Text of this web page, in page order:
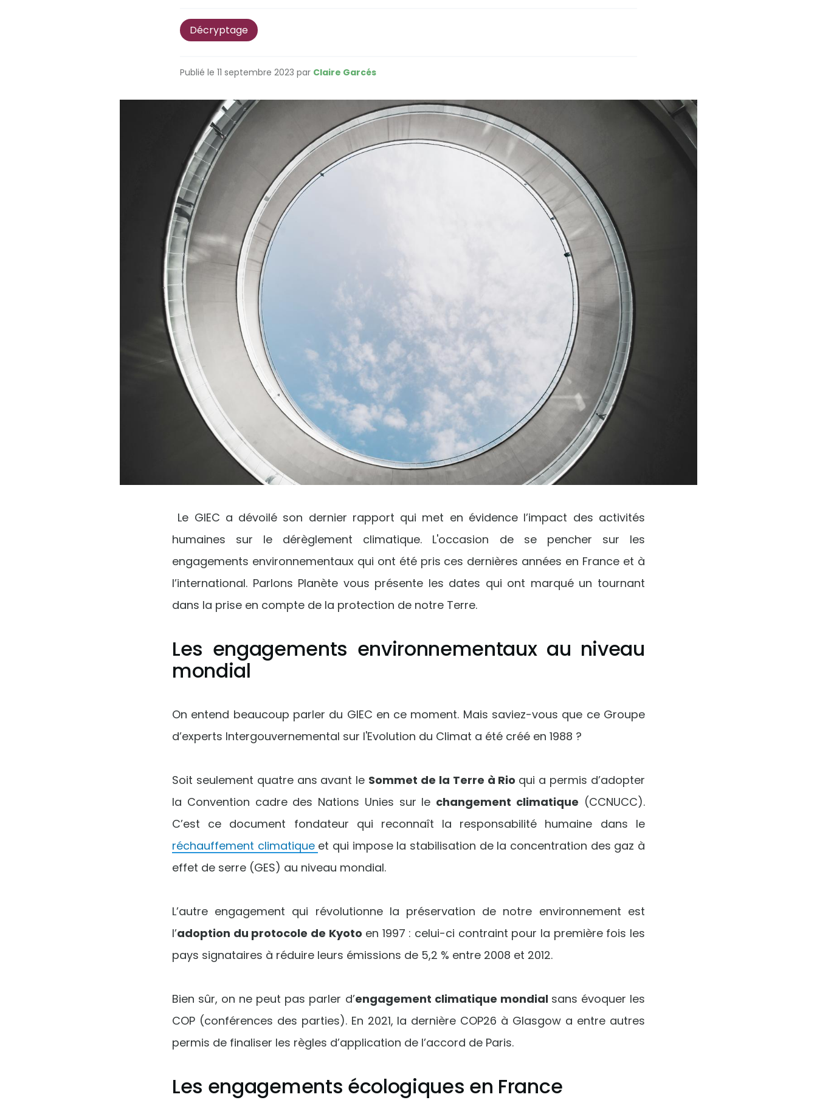
Décryptage
Publié le 11 septembre 2023 par Claire Garcés
Le GIEC a dévoilé son dernier rapport qui met en évidence l’impact des activités
humaines sur le dérèglement climatique. L'occasion de se pencher sur les
engagements environnementaux qui ont été pris ces dernières années en France et à
l’international. Parlons Planète vous présente les dates qui ont marqué un tournant
dans la prise en compte de la protection de notre Terre.
Les engagements environnementaux au niveau
mondial
On entend beaucoup parler du GIEC en ce moment. Mais saviez-vous que ce Groupe
d’experts Intergouvernemental sur l'Evolution du Climat a été créé en 1988 ?
Soit seulement quatre ans avant le Sommet de la Terre à Rio qui a permis d’adopter
la Convention cadre des Nations Unies sur le changement climatique (CCNUCC).
C’est ce document fondateur qui reconnaît la responsabilité humaine dans le
réchauffement climatique et qui impose la stabilisation de la concentration des gaz à
effet de serre (GES) au niveau mondial.
L’autre engagement qui révolutionne la préservation de notre environnement est
l’adoption du protocole de Kyoto en 1997 : celui-ci contraint pour la première fois les
pays signataires à réduire leurs émissions de 5,2 % entre 2008 et 2012.
Bien sûr, on ne peut pas parler d’engagement climatique mondial sans évoquer les
COP (conférences des parties). En 2021, la dernière COP26 à Glasgow a entre autres
permis de finaliser les règles d’application de l’accord de Paris.
Les engagements écologiques en France